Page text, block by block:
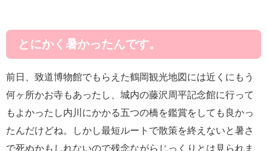
とにかく暑かったんです。
前日、致道博物館でもらえた鶴岡観光地図には近くにもう
何ヶ所かお寺もあったし、城内の藤沢周平記念館に行って
もよかったし内川にかかる五つの橋を鑑賞をしても良かっ
たんだけどね。しかし最短ルートで散策を終えないと暑さ
で死ぬかもしれないので残念ながらじっくりとは見られま